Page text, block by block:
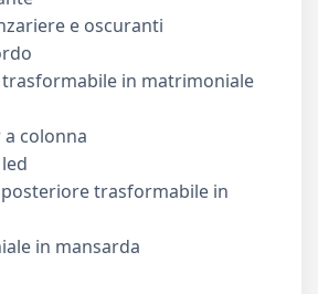
e oscuranti
in matrimoniale
colonna
trasformabile in
in mansarda